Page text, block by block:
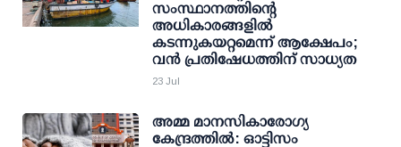
സംസ്ഥാനത്തിന്റെ
അധികാരങ്ങളില്‍
കടന്നുകയറ്റമെന്ന് ആക്ഷേപം;
വന്‍ പ്രതിഷേധത്തിന് സാധ്യത
23 Jul
അമ്മ മാനസികാരോഗ്യ
കേന്ദ്രത്തില്‍: ഓട്ടിസം